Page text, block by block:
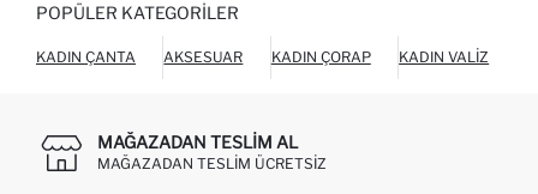
POPÜLER KATEGORILER
KADIN ÇANTA AKSESUAR KADIN ÇORAP KADIN VALIZ
MAĞAZADAN TESLIM AL
MAĞAZADAN TESLIM ÜCRETSIZ